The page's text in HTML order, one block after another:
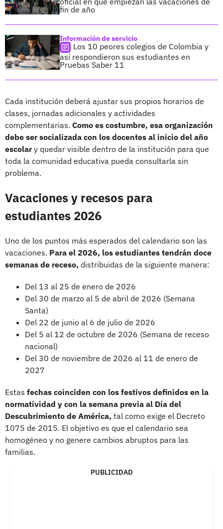
fin de año
Información de servicio
Los 10 peores colegios de Colombia y
así respondieron sus estudiantes en
Pruebas Saber 11
Cada institución deberá ajustar sus propios horarios de
clases, jornadas adicionales y actividades
complementarias. Como es costumbre, esa organización
debe ser socializada con los docentes al inicio del año
escolary quedar visible dentro de la institución para que
toda la comunidad educativa pueda consultarla sin
problema.
Vacaciones y recesos para
estudiantes 2026
Uno de los puntos más esperados del calendario son las
vacaciones. Para el 2026, los estudiantes tendrán doce
semanas de receso, distribuidas de la siguiente manera:
Del 13 al 25 de enero de 2026
Del 30 de marzo al 5 de abril de 2026 (Semana
Santa)
Del 22 de junio al 6 de julio de 2026
Del 5 al 12 de octubre de 2026 (Semana de receso
nacional)
Del 30 de noviembre de 2026 al 11 de enero de
2027
Estas fechas coinciden con los festivos definidos en la
normatividad y con la semana previa al Día del
Descubrimiento de América, tal como exige el Decreto
1075 de 2015. El objetivo es que el calendario sea
homogéneo y no genere cambios abruptos para las
familias.
PUBLICIDAD